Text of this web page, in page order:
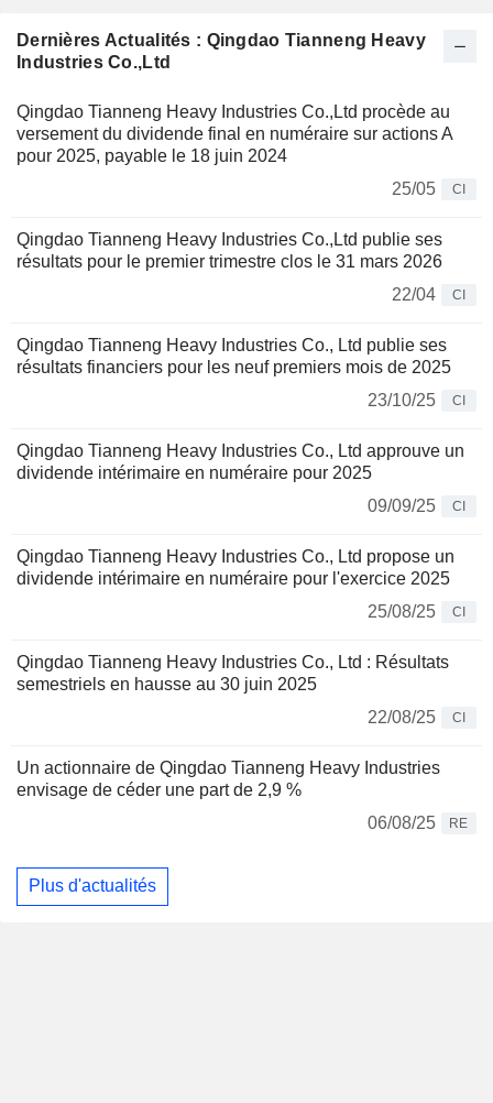
Dernières Actualités : Qingdao Tianneng Heavy
Industries Co.,Ltd
Qingdao Tianneng Heavy Industries Co.,Ltd procède au
versement du dividende final en numéraire sur actions A
pour 2025, payable le 18 juin 2024
25/05
CI
Qingdao Tianneng Heavy Industries Co.,Ltd publie ses
résultats pour le premier trimestre clos le 31 mars 2026
22/04
CI
Qingdao Tianneng Heavy Industries Co., Ltd publie ses
résultats financiers pour les neuf premiers mois de 2025
23/10/25
CI
Qingdao Tianneng Heavy Industries Co., Ltd approuve un
dividende intérimaire en numéraire pour 2025
09/09/25
CI
Qingdao Tianneng Heavy Industries Co., Ltd propose un
dividende intérimaire en numéraire pour l'exercice 2025
25/08/25
CI
Qingdao Tianneng Heavy Industries Co., Ltd : Résultats
semestriels en hausse au 30 juin 2025
22/08/25
CI
Un actionnaire de Qingdao Tianneng Heavy Industries
envisage de céder une part de 2,9 %
06/08/25
RE
Plus d'actualités